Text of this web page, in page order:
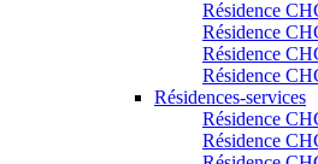
Résidence
Résidence
Résidence
Résidence
Résidences-services
Résidence
Résidence